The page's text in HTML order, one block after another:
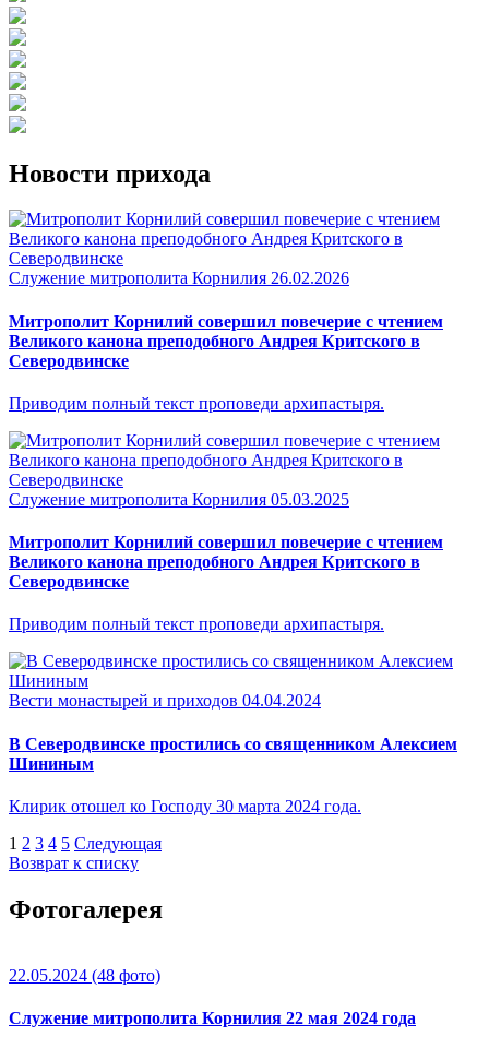
Новости прихода
Служение митрополита Корнилия 26.02.2026
Митрополит Корнилий совершил повечерие с чтением
Великого канона преподобного Андрея Критского в
Северодвинске
Приводим полный текст проповеди архипастыря.
Служение митрополита Корнилия 05.03.2025
Митрополит Корнилий совершил повечерие с чтением
Великого канона преподобного Андрея Критского в
Северодвинске
Приводим полный текст проповеди архипастыря.
Вести монастырей и приходов 04.04.2024
В Северодвинске простились со священником Алексием
Шининым
Клирик отошел ко Господу 30 марта 2024 года.
1 2 3 4 5 Следующая
Возврат к списку
Фотогалерея
22.05.2024 (48 фото)
Служение митрополита Корнилия 22 мая 2024 года